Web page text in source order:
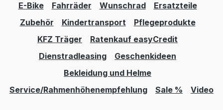
E-Bike Fahrräder Wunschrad
Ersatzteile
Zubehör
Kindertransport
Pflegeprodukte
KFZ Träger
Ratenkauf easyCredit
Dienstradleasing
Geschenkideen
Bekleidung und Helme
Service/Rahmenhöhenempfehlung
Sale % Video